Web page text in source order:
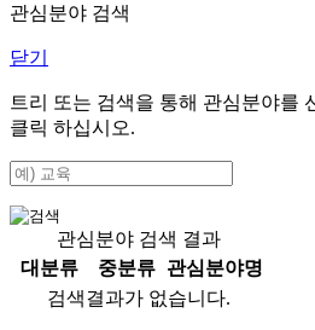
관심분야 검색
닫기
트리 또는 검색을 통해 관심분야를
클릭 하십시오.
관심분야 검색 결과
대분류
중분류
관심분야명
검색결과가 없습니다.